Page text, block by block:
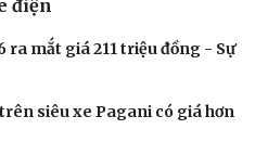
điện
ra mắt giá 211 triệu đồng - Sự
siêu xe Pagani có giá hơn